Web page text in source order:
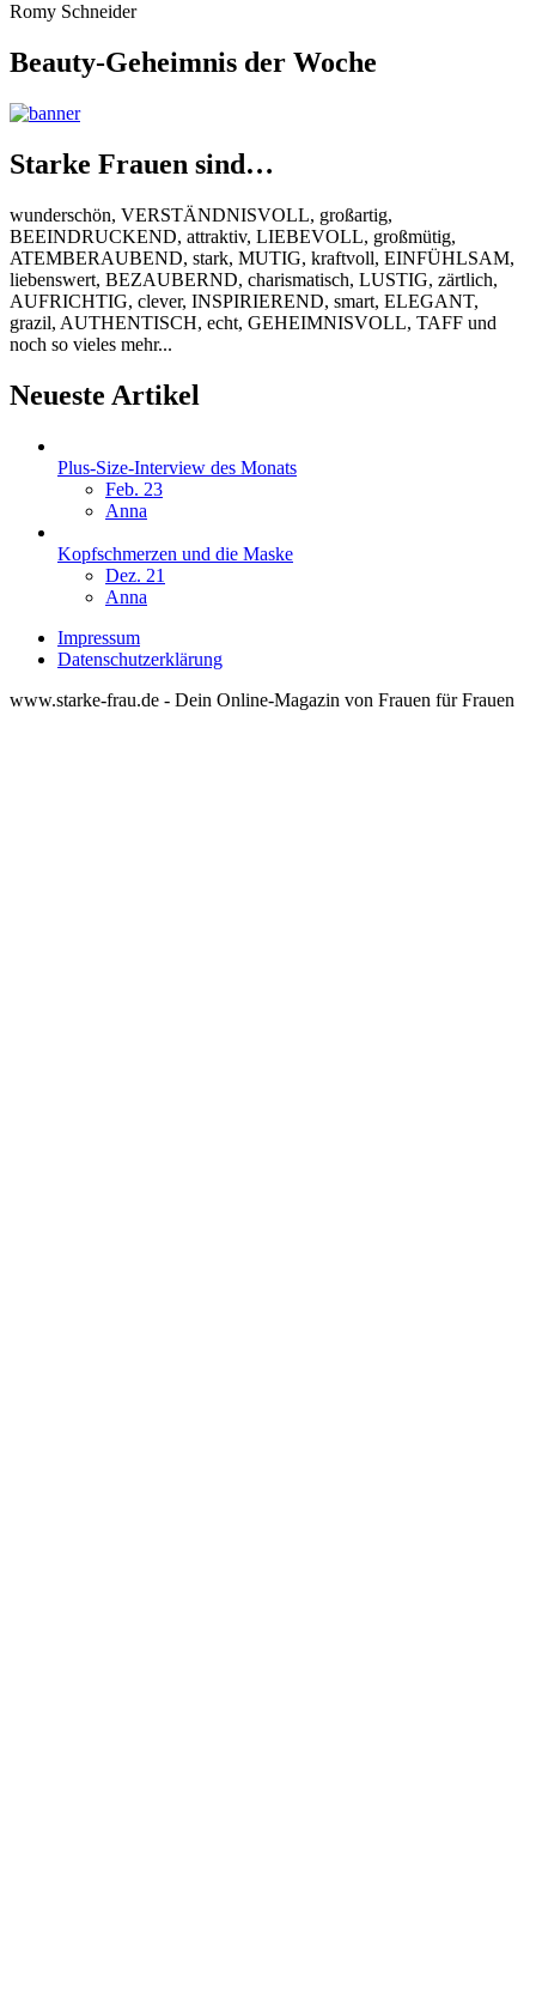
Romy Schneider
Beauty-Geheimnis der Woche
Starke Frauen sind…
wunderschön, VERSTÄNDNISVOLL, großartig,
BEEINDRUCKEND, attraktiv, LIEBEVOLL, großmütig,
ATEMBERAUBEND, stark, MUTIG, kraftvoll, EINFÜHLSAM,
liebenswert, BEZAUBERND, charismatisch, LUSTIG, zärtlich,
AUFRICHTIG, clever, INSPIRIEREND, smart, ELEGANT,
grazil, AUTHENTISCH, echt, GEHEIMNISVOLL, TAFF und
noch so vieles mehr...
Neueste Artikel
Plus-Size-Interview des Monats
Feb. 23
Anna
Kopfschmerzen und die Maske
Dez. 21
Anna
Impressum
Datenschutzerklärung
www.starke-frau.de - Dein Online-Magazin von Frauen für Frauen